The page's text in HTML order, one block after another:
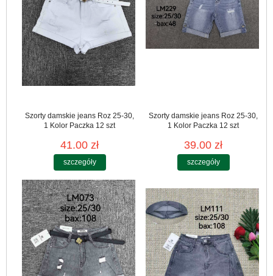
Szorty damskie jeans Roz 25-30,
1 Kolor Paczka 12 szt
41.00 zł
szczegóły
Szorty damskie jeans Roz 25-30,
1 Kolor Paczka 12 szt
39.00 zł
szczegóły